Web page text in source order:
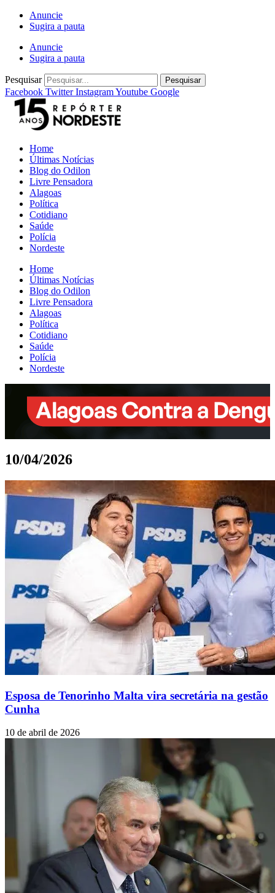
para
conteúdo
Anuncie
Sugira a pauta
Anuncie
Sugira a pauta
Pesquisar Pesquisar
Facebook Twitter InstagramYoutube Google
Home
Últimas Notícias
Blog do Odilon
Livre Pensadora
Alagoas
Política
Cotidiano
Saúde
Polícia
Nordeste
Home
Últimas Notícias
Blog do Odilon
Livre Pensadora
Alagoas
Política
Cotidiano
Saúde
Polícia
Nordeste
10/04/2026
Esposa de Tenorinho Malta vira secretária na gestão
Cunha
10 de abril de 2026